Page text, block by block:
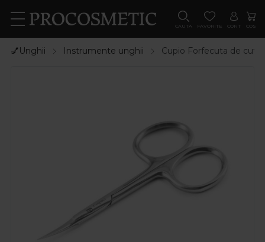
CAUTA FAVORITE CONT COS
💅Unghii Instrumente unghii Cupio Forfecuta de